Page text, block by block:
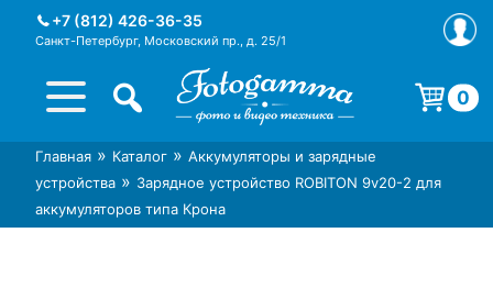
+7 (812) 426-36-35
Санкт-Петербург, Московский пр., д. 25/1
Интернет-магазин фототехники
Foto-Gamma в СПб
Магазин фотоаксессуаров foto-
gamma.ru
0
Корзина пуста.
Главная » Каталог » Аккумуляторы и зарядные
устройства » Зарядное устройство ROBITON 9v20-2 для
аккумуляторов типа Крона